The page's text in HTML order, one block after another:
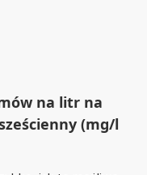
na litr na
(mg/l